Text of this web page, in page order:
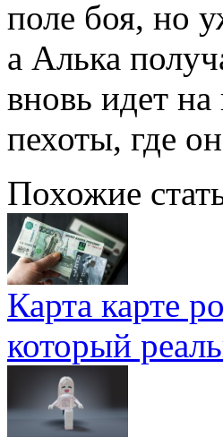
поле боя, но
а Алька
вновь идет
пехоты, где
Похожие
Карта карте
который